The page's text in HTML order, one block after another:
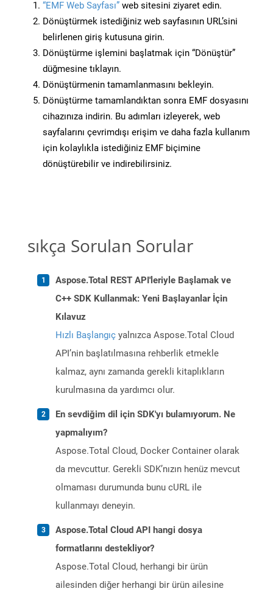
“EMF Web Sayfası” web sitesini ziyaret edin.
Dönüştürmek istediğiniz web sayfasının URL’sini
belirlenen giriş kutusuna girin.
Dönüştürme işlemini başlatmak için “Dönüştür”
düğmesine tıklayın.
Dönüştürmenin tamamlanmasını bekleyin.
Dönüştürme tamamlandıktan sonra EMF dosyasını
cihazınıza indirin. Bu adımları izleyerek, web
sayfalarını çevrimdışı erişim ve daha fazla kullanım
için kolaylıkla istediğiniz EMF biçimine
dönüştürebilir ve indirebilirsiniz.
sıkça Sorulan Sorular
Aspose.Total REST API'leriyle Başlamak ve
C++ SDK Kullanmak: Yeni Başlayanlar İçin
Kılavuz
Hızlı Başlangıç yalnızca Aspose.Total Cloud
API’nin başlatılmasına rehberlik etmekle
kalmaz, aynı zamanda gerekli kitaplıkların
kurulmasına da yardımcı olur.
En sevdiğim dil için SDK'yı bulamıyorum. Ne
yapmalıyım?
Aspose.Total Cloud, Docker Container olarak
da mevcuttur. Gerekli SDK’nızın henüz mevcut
olmaması durumunda bunu cURL ile
kullanmayı deneyin.
Aspose.Total Cloud API hangi dosya
formatlarını destekliyor?
Aspose.Total Cloud, herhangi bir ürün
ailesinden diğer herhangi bir ürün ailesine